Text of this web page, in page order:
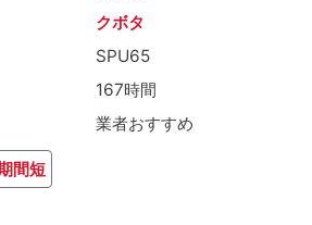
クボタ
SPU65
167時間
業者おすすめ
間短